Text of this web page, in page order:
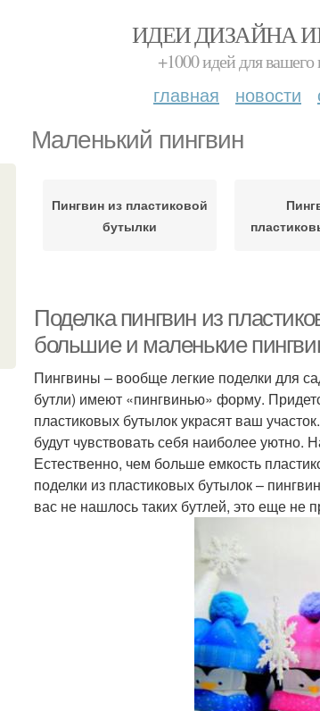
ИДЕИ ДИЗАЙНА
+1000 идей для вашего
главная новости
Маленький пингвин
Пингвин из пластиковой
бутылки
Поделка пингвин из
большие и маленькие
Пингвины – вообще легкие поделки для
бутли) имеют «пингвинью» форму.
пластиковых бутылок украсят ваш
будут чувствовать себя наиболее уютно.
Естественно, чем больше емкость
поделки из пластиковых бутылок –
вас не нашлось таких бутлей, это еще не